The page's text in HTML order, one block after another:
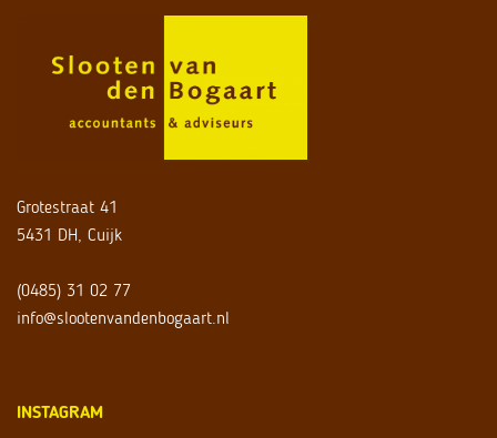
Grotestraat 41
5431 DH, Cuijk
(0485) 31 02 77
info@slootenvandenbogaart.nl
INSTAGRAM